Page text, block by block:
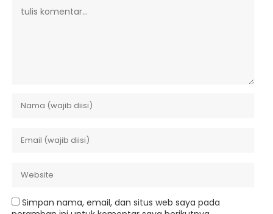
Simpan nama, email, dan situs web saya pada